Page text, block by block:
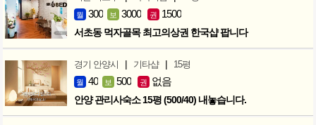
월 300 보 3000 권 1500
서초동 먹자골목 최고의상권 한국샵 팝니다
경기 안양시 | 기타샵 | 15평
월 40 보 500 권 없음
안양 관리사숙소 15평 (500/40) 내놓습니다.